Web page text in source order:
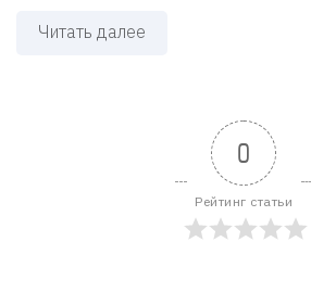
Читать далее
0
Рейтинг статьи